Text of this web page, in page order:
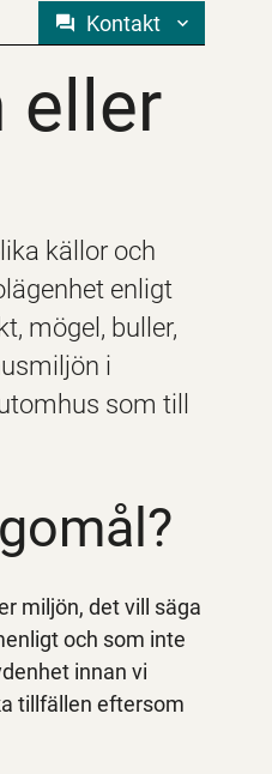
eller
Kontakt
eller
källor och
enligt
mögel, buller,
i
som till
miljön, det vill säga
och som inte
innan vi
tillfällen eftersom